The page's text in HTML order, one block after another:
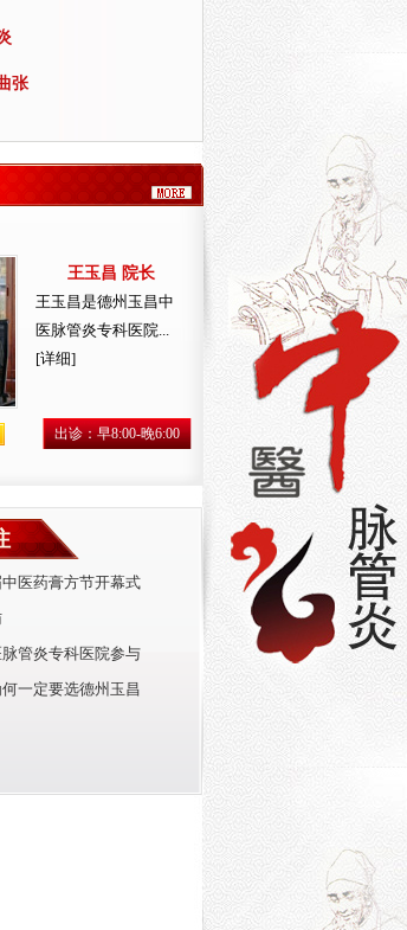
张
王玉昌 院长
王玉昌是德州玉昌中
医脉管炎专科医院...
[详细]
出诊：早8:00-晚6:00
医药膏方节开幕式
管炎专科医院参与
一定要选德州玉昌